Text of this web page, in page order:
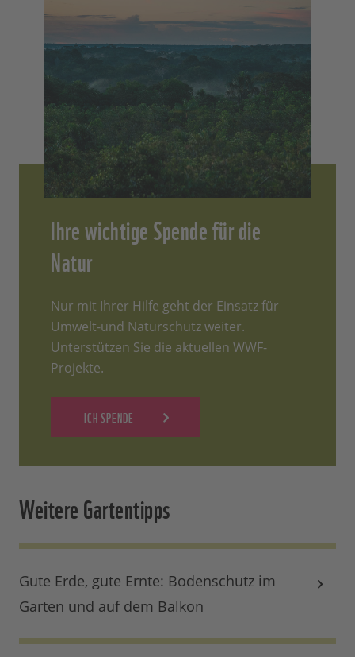
Ihre wichtige Spende für die
Natur
Nur mit Ihrer Hilfe geht der Einsatz für
Umwelt-und Naturschutz weiter.
Unterstützen Sie die aktuellen WWF-
Projekte.
ICH SPENDE
Weitere Gartentipps
Gute Erde, gute Ernte: Bodenschutz im
Garten und auf dem Balkon